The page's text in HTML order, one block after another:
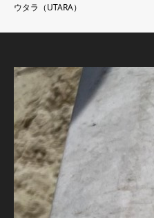
ウタラ（UTARA）